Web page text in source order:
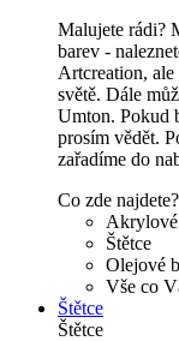
Malujete rádi?
barev -
Artcreation,
světě. Dále
Umton. Pokud
prosím vědět.
zařadíme do
Co zde najdete?
Štětce
Olejové
Vše co
Štětce
Štětce